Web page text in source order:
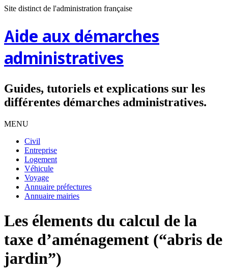
Site distinct de l'administration française
Aide aux démarches
administratives
Guides, tutoriels et explications sur les
différentes démarches administratives.
MENU
Civil
Entreprise
Logement
Véhicule
Voyage
Annuaire préfectures
Annuaire mairies
Les élements du calcul de la
taxe d’aménagement (“abris de
jardin”)